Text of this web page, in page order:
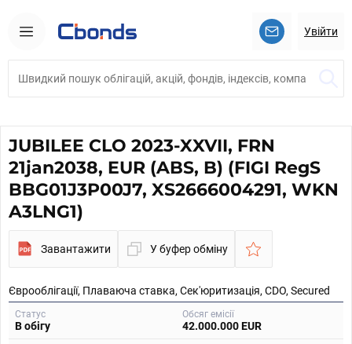
Увійти
JUBILEE CLO 2023-XXVII, FRN
21jan2038, EUR (ABS, B) (FIGI RegS
BBG01J3P00J7, XS2666004291, WKN
A3LNG1)
Завантажити У буфер обміну
Єврооблігації, Плаваюча ставка, Сек'юритизація, CDO, Secured
Статус
В обігу
Обсяг емісії
42.000.000 EUR